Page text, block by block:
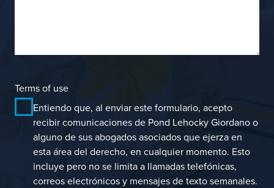
Terms of use
Entiendo que, al enviar este formulario, acepto
recibir comunicaciones de Pond Lehocky Giordano o
alguno de sus abogados asociados que ejerza en
esta área del derecho, en cualquier momento. Esto
incluye pero no se limita a llamadas telefónicas,
correos electrónicos y mensajes de texto semanales.